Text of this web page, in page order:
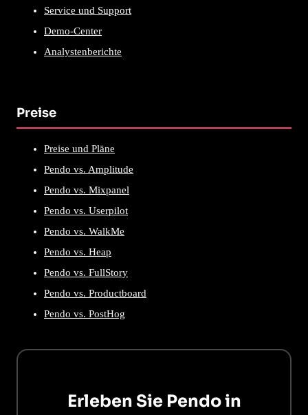
Service und Support
Demo-Center
Analystenberichte
Preise
Preise und Pläne
Pendo vs. Amplitude
Pendo vs. Mixpanel
Pendo vs. Userpilot
Pendo vs. WalkMe
Pendo vs. Heap
Pendo vs. FullStory
Pendo vs. Productboard
Pendo vs. PostHog
Erleben Sie Pendo in